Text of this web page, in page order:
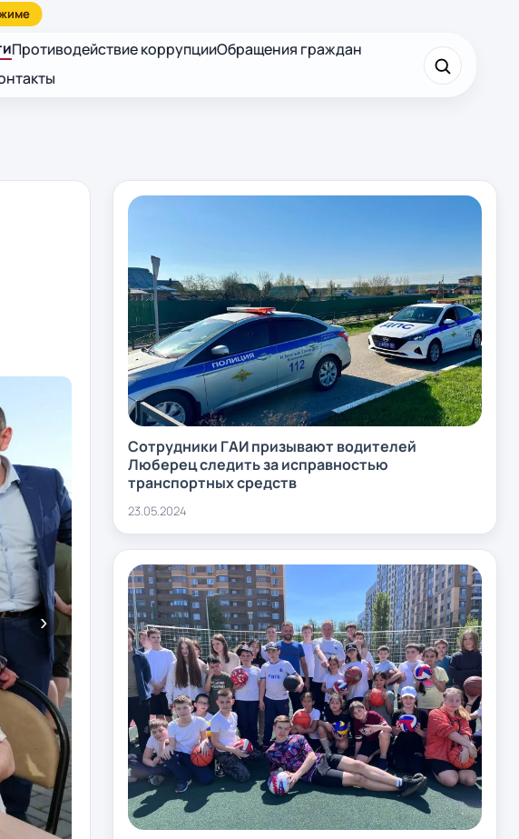
Противодействие коррупцииОбращения граждан
Сотрудники ГАИ призывают водителей
Люберец следить за исправностью
транспортных средств
23.05.2024